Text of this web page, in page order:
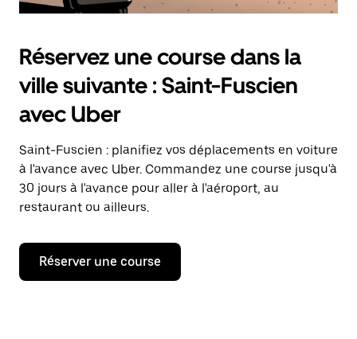
Réservez une course dans la
ville suivante : Saint-Fuscien
avec Uber
Saint-Fuscien : planifiez vos déplacements en voiture
à l'avance avec Uber. Commandez une course jusqu'à
30 jours à l'avance pour aller à l'aéroport, au
restaurant ou ailleurs.
Réserver une course